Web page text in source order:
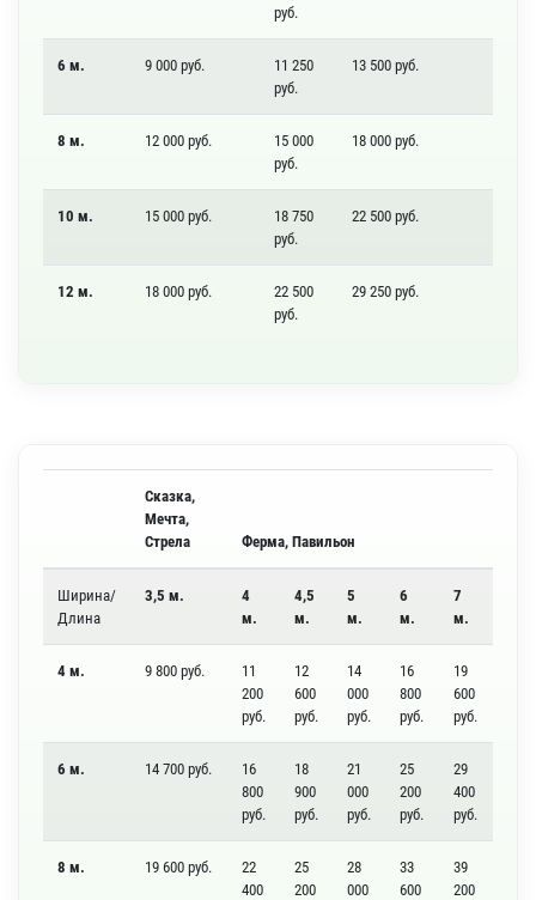
руб.
6 м. 9 000 руб.
11 250
руб.
13 500 руб.
8 м. 12 000 руб.
15 000
руб.
18 000 руб.
10 м. 15 000 руб.
18 750
руб.
22 500 руб.
12 м. 18 000 руб.
22 500
руб.
29 250 руб.
Сказка,
Мечта,
Стрела
Ферма, Павильон
Ширина/
Длина
3,5 м.
4
м.
4,5
м.
5
м.
6
м.
7
м.
4 м. 9 800 руб.
11
200
руб.
12
600
руб.
14
000
руб.
16
800
руб.
19
600
руб.
6 м. 14 700 руб.
16
800
руб.
18
900
руб.
21
000
руб.
25
200
руб.
29
400
руб.
8 м. 19 600 руб.
22
400
25
200
28
000
33
600
39
200